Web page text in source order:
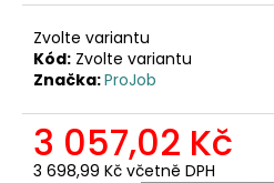
Zvolte variantu
Kód: Zvolte variantu
Značka:ProJob
3 057,02 Kč
3 698,99 Kč včetně DPH
247,11
Kč